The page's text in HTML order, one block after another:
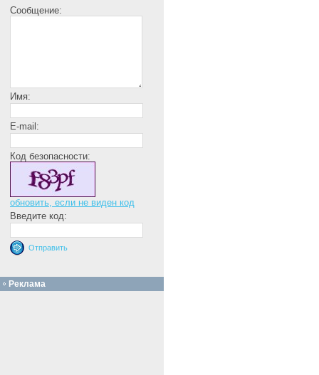
Сообщение:
Имя:
E-mail:
Код безопасности:
обновить, если не виден код
Введите код:
Реклама